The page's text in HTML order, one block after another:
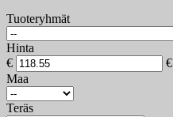
Tuoteryhmät
Hinta
€
€
Maa
Teräs